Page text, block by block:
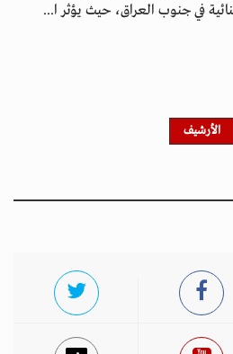
في جنوب العراق، حيث يؤثر ا...
الأرشيف